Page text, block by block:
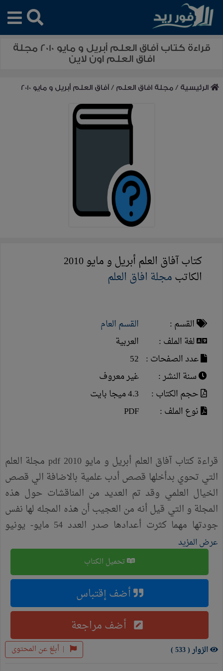
قراءة كتاب آفاق العلم أبريل و مايو 2010 مجلة
افاق العلم اون لاين
الرئيسية /مجلة افاق العلم /آفاق العلم أبريل و مايو 2010
كتاب آفاق العلم أبريل و مايو 2010
الكاتبمجلة افاق العلم
القسم :
القسم العام
لغة الملف :
العربية
عدد الصفحات : 52
سنة النشر :
غير معروف
حجم الكتاب :
4.3 ميجا بايت
نوع الملف :
PDF
قراءة كتاب آفاق العلم أبريل و مايو 2010 pdf مجلة العلم
التي تحوي بدأخلها قصص أدب علمية بالاضافة الي قصص
الخيال العلمي وقد تم العديد من المناقشات حول هذه
المجلة و التي قيل أنه من العجيب أن هذه المجله لها نفس
جودتها مهما كثرت أعدادها صدر العدد 54 مايو- يونيو
2017 من مجلة “آفاق العلم” والذي يترأس تحريرها الاستاذ
اياد ابو عوض، ويحتوي العدد على كثير من المواضيع
العلمية القيمة والمقالات المتميزة، ومن المواضيع التي
ضمها العدد الجديد:-أمور قد لا تعرفها عن اللغات - التطور
مستمر.. إنسان المستقبل - كيف تكتسب مهارات العميل
السري؟-أطباق طائرة مجهولة من التاريخ -التنجيم.. علم أم
أكذوبة -كواكب كثيرة مثل الأرض .
عرض المزيد
تحميل الكتاب
أضف إقتباس
أضف مراجعة
| أبلغ عن المحتوى الزوار ( 533 )